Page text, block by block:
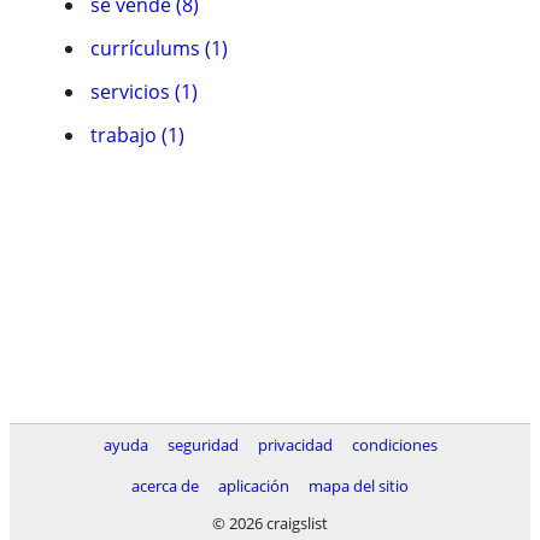
currículums (1)
servicios (1)
trabajo (1)
ayuda seguridad privacidad
condiciones
acerca de
aplicación
mapa del sitio
© 2026 craigslist